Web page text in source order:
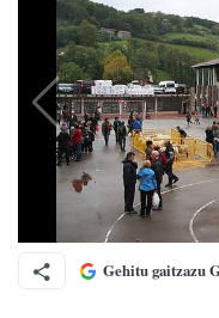
Gehitu gaitzazu